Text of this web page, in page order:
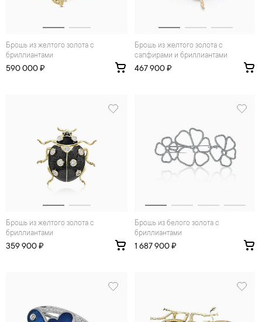
Брошь из желтого золота с
бриллиантами
590 000 ₽
Брошь из желтого золота с
сапфирами и бриллиантами
467 900 ₽
Брошь из желтого золота с
бриллиантами
359 900 ₽
Брошь из белого золота с
бриллиантами
1 687 900 ₽